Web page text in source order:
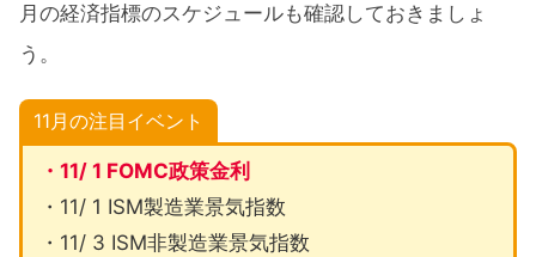
月の経済指標のスケジュールも確認しておきましょ
う。
11月の注目イベント
・11/ 1 FOMC政策金利
・11/ 1 ISM製造業景気指数
・11/ 3 ISM非製造業景気指数